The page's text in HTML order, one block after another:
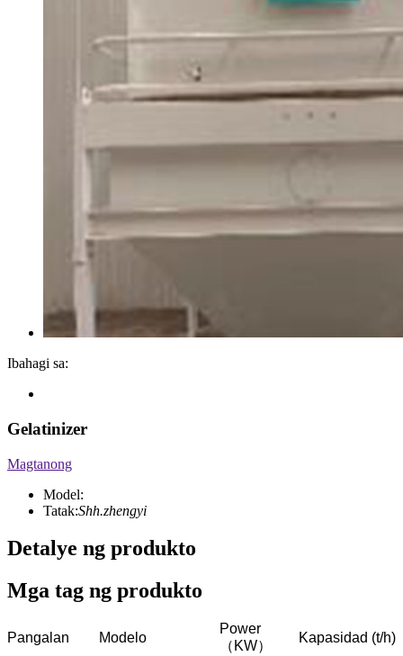
Ibahagi sa:
Gelatinizer
Magtanong
Model:
Tatak:Shh.zhengyi
Detalye ng produkto
Mga tag ng produkto
Pangalan Modelo
Power
（KW）
Kapasidad (t/h)